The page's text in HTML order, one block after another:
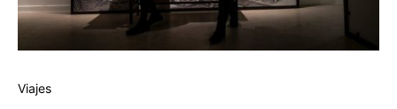
Viajes